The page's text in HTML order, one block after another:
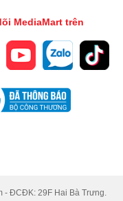
loại bỏ hiệu quả bụi
khỏe hô hấp của cả
tích 0.7 lít (khi máy
nước sạch 0.8 lít,
mà không cần thay
quả cả bụi khô lẫn
MediaMart trên
- ĐCĐK: 29F Hai Bà Trưng.